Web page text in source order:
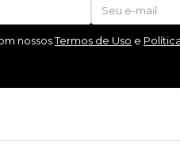
nossosTermos de Uso e